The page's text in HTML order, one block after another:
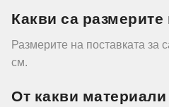
Какви са размерите
Размерите на поставката за
см.
От какви